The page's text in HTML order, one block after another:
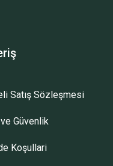
Satış Sözleşmesi
Güvenlik
Koşullari